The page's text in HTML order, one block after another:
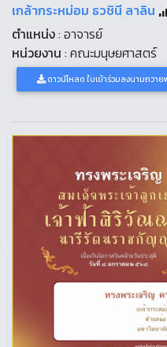
เกล้ากระหม่อม ธวชินี ลาลิน
ตำแหน่ง: อาจารย์
หน่วยงาน : คณะมนุษยศาสตร์
ดาวน์โหลด ใบเข้าร่วมลงนามถวาย